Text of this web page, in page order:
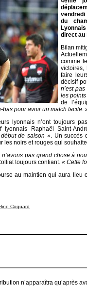
vendredi
du
direct au
Bilan
comme
faire
décisif
n’est
les
de
bas pour avoir un match facile.
lyonnais n’ont toujours
Raphaël Saint-
de saison ». Un succès
les noirs et rouges qui
n’avons pas grand chose à
toujours confiant. « Cette
au maintien qui aura
Coquard
n’apparaîtra qu’après